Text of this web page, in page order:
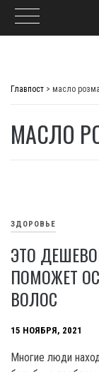
Главпост > масло
МАСЛО
ЗДОРОВЬЕ
ЭТО
ПОМОЖЕТ
ВОЛОС
15 НОЯБРЯ, 2021
Многие люди